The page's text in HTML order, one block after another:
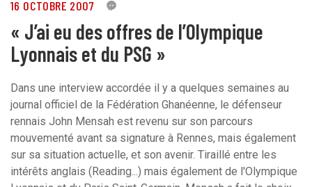
16 OCTOBRE 2007 1
« J’ai eu des offres de l’Olympique
Lyonnais et du PSG »
Dans une interview accordée il y a quelques semaines au
journal officiel de la Fédération Ghanéenne, le défenseur
rennais John Mensah est revenu sur son parcours
mouvementé avant sa signature à Rennes, mais également
sur sa situation actuelle, et son avenir. Tiraillé entre les
intérêts anglais (Reading...) mais également de l'Olympique